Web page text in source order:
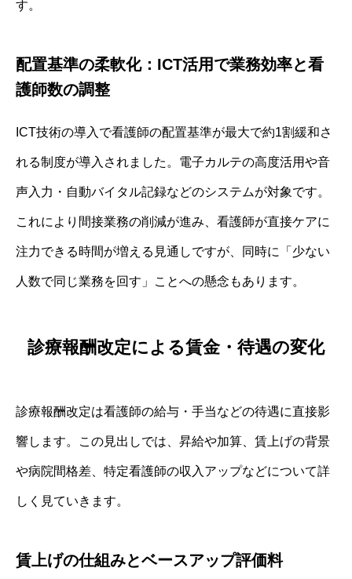
す。
配置基準の柔軟化：ICT活用で業務効率と看
護師数の調整
ICT技術の導入で看護師の配置基準が最大で約1割緩和さ
れる制度が導入されました。電子カルテの高度活用や音
声入力・自動バイタル記録などのシステムが対象です。
これにより間接業務の削減が進み、看護師が直接ケアに
注力できる時間が増える見通しですが、同時に「少ない
人数で同じ業務を回す」ことへの懸念もあります。
診療報酬改定による賃金・待遇の変化
診療報酬改定は看護師の給与・手当などの待遇に直接影
響します。この見出しでは、昇給や加算、賃上げの背景
や病院間格差、特定看護師の収入アップなどについて詳
しく見ていきます。
賃上げの仕組みとベースアップ評価料